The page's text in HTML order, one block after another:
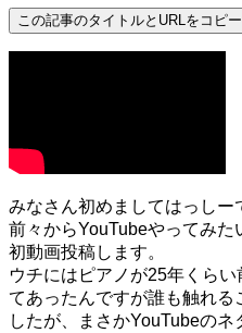
この記事のタイトルとURLをコピ
みなさん初めましてはっしー
前々からYouTubeやってみた
初動画投稿します。
ウチにはピアノが25年くら
てあったんですが誰も触れる
したが、まさかYouTubeの